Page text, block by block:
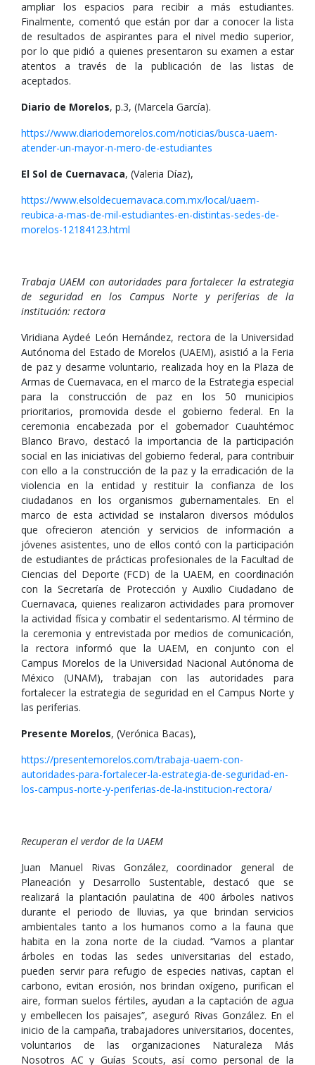
ampliar los espacios para recibir a más estudiantes.
Finalmente, comentó que están por dar a conocer la lista
de resultados de aspirantes para el nivel medio superior,
por lo que pidió a quienes presentaron su examen a estar
atentos a través de la publicación de las listas de
aceptados.
Diario de Morelos, p.3, (Marcela García).
https://www.diariodemorelos.com/noticias/busca-uaem-
atender-un-mayor-n-mero-de-estudiantes
El Sol de Cuernavaca, (Valeria Díaz),
https://www.elsoldecuernavaca.com.mx/local/uaem-
reubica-a-mas-de-mil-estudiantes-en-distintas-sedes-de-
morelos-12184123.html
Trabaja UAEM con autoridades para fortalecer la estrategia
de seguridad en los Campus Norte y periferias de la
institución: rectora
Viridiana Aydeé León Hernández, rectora de la Universidad
Autónoma del Estado de Morelos (UAEM), asistió a la Feria
de paz y desarme voluntario, realizada hoy en la Plaza de
Armas de Cuernavaca, en el marco de la Estrategia especial
para la construcción de paz en los 50 municipios
prioritarios, promovida desde el gobierno federal. En la
ceremonia encabezada por el gobernador Cuauhtémoc
Blanco Bravo, destacó la importancia de la participación
social en las iniciativas del gobierno federal, para contribuir
con ello a la construcción de la paz y la erradicación de la
violencia en la entidad y restituir la confianza de los
ciudadanos en los organismos gubernamentales. En el
marco de esta actividad se instalaron diversos módulos
que ofrecieron atención y servicios de información a
jóvenes asistentes, uno de ellos contó con la participación
de estudiantes de prácticas profesionales de la Facultad de
Ciencias del Deporte (FCD) de la UAEM, en coordinación
con la Secretaría de Protección y Auxilio Ciudadano de
Cuernavaca, quienes realizaron actividades para promover
la actividad física y combatir el sedentarismo. Al término de
la ceremonia y entrevistada por medios de comunicación,
la rectora informó que la UAEM, en conjunto con el
Campus Morelos de la Universidad Nacional Autónoma de
México (UNAM), trabajan con las autoridades para
fortalecer la estrategia de seguridad en el Campus Norte y
las periferias.
Presente Morelos, (Verónica Bacas),
https://presentemorelos.com/trabaja-uaem-con-
autoridades-para-fortalecer-la-estrategia-de-seguridad-en-
los-campus-norte-y-periferias-de-la-institucion-rectora/
Recuperan el verdor de la UAEM
Juan Manuel Rivas González, coordinador general de
Planeación y Desarrollo Sustentable, destacó que se
realizará la plantación paulatina de 400 árboles nativos
durante el periodo de lluvias, ya que brindan servicios
ambientales tanto a los humanos como a la fauna que
habita en la zona norte de la ciudad. “Vamos a plantar
árboles en todas las sedes universitarias del estado,
pueden servir para refugio de especies nativas, captan el
carbono, evitan erosión, nos brindan oxígeno, purifican el
aire, forman suelos fértiles, ayudan a la captación de agua
y embellecen los paisajes”, aseguró Rivas González. En el
inicio de la campaña, trabajadores universitarios, docentes,
voluntarios de las organizaciones Naturaleza Más
Nosotros AC y Guías Scouts, así como personal de la